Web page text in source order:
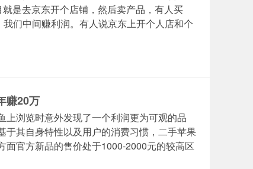
是去京东开个店铺，然后卖产品，有人买
们中间赚利润。有人说京东上开个人店和个
赚20万
浏览时意外发现了一个利润更为可观的品
于其自身特性以及用户的消费习惯，二手苹果
官方新品的售价处于1000-2000元的较高区